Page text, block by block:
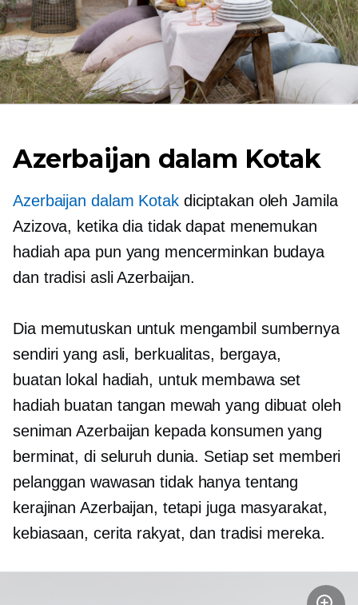
Azerbaijan dalam Kotak
Azerbaijan dalam Kotakdiciptakan oleh Jamila
Azizova, ketika dia tidak dapat menemukan
hadiah apa pun yang mencerminkan budaya
dan tradisi asli Azerbaijan.
Dia memutuskan untuk mengambil sumbernya
sendiri yang asli, berkualitas, bergaya,
buatan lokal hadiah, untuk membawa set
hadiah buatan tangan mewah yang dibuat oleh
seniman Azerbaijan kepada konsumen yang
berminat, di seluruh dunia. Setiap set memberi
pelanggan wawasan tidak hanya tentang
kerajinan Azerbaijan, tetapi juga masyarakat,
kebiasaan, cerita rakyat, dan tradisi mereka.